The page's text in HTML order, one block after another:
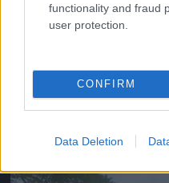
functionality and fraud
user protection.
CONFIRM
Data Deletion
Volt, aki sárkányt
Jön